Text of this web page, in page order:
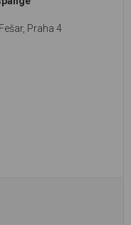
Praha 4